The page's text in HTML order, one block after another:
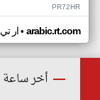
PR72HR
ار• arabic.rt.com
أخر ساعة